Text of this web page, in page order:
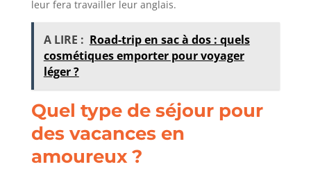
leur fera travailler leur anglais.
A LIRE : Road-trip en sac à dos : quels
cosmétiques emporter pour voyager
léger ?
Quel type de séjour pour
des vacances en
amoureux ?